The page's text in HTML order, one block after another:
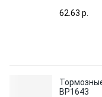
62.63 p.
BP1643